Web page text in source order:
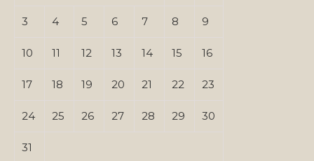
3 4 5 6 7 8 9
10 11 12 13 14 15 16
17 18 19 20 21 22 23
24 25 26 27 28 29 30
31